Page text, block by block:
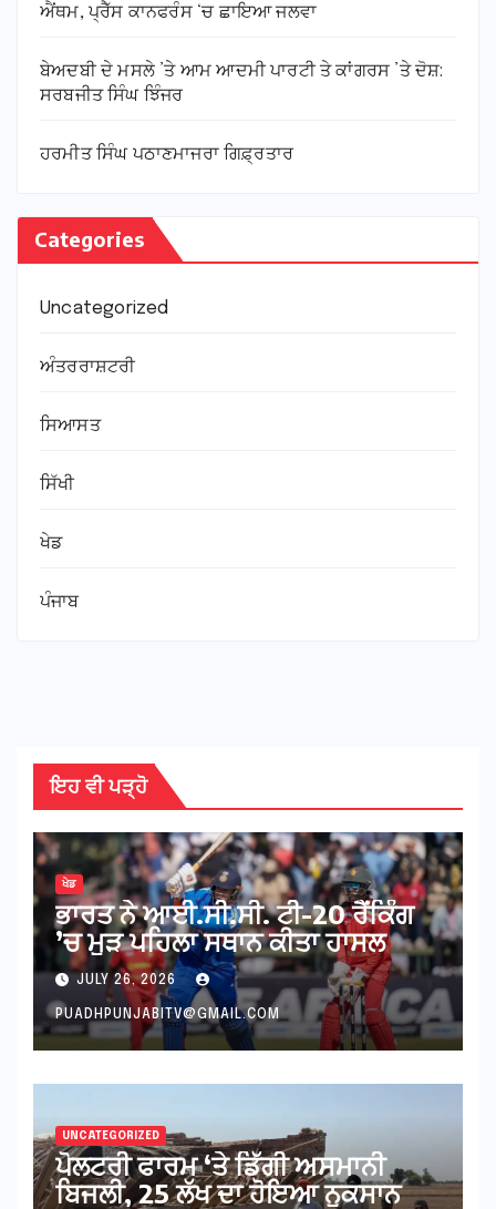
ਐਂਥਮ, ਪ੍ਰੈੱਸ ਕਾਨਫਰੰਸ ‘ਚ ਛਾਇਆ ਜਲਵਾ
ਬੇਅਦਬੀ ਦੇ ਮਸਲੇ ’ਤੇ ਆਮ ਆਦਮੀ ਪਾਰਟੀ ਤੇ ਕਾਂਗਰਸ ’ਤੇ ਦੋਸ਼:
ਸਰਬਜੀਤ ਸਿੰਘ ਝਿੰਜਰ
ਹਰਮੀਤ ਸਿੰਘ ਪਠਾਣਮਾਜਰਾ ਗਿਫ਼੍ਰਤਾਰ
Categories
Uncategorized
ਅੰਤਰਰਾਸ਼ਟਰੀ
ਸਿਆਸਤ
ਸਿੱਖੀ
ਖੇਡ
ਪੰਜਾਬ
ਇਹ ਵੀ ਪੜ੍ਹੋ
ਖੇਡ
ਭਾਰਤ ਨੇ ਆਈ.ਸੀ.ਸੀ. ਟੀ-20 ਰੈਂਕਿੰਗ
’ਚ ਮੁੜ ਪਹਿਲਾ ਸਥਾਨ ਕੀਤਾ ਹਾਸਲ
JULY 26, 2026
PUADHPUNJABITV@GMAIL.COM
UNCATEGORIZED
ਪੋਲਟਰੀ ਫਾਰਮ ‘ਤੇ ਡਿੱਗੀ ਅਸਮਾਨੀ
ਬਿਜਲੀ, 25 ਲੱਖ ਦਾ ਹੋਇਆ ਨੁਕਸਾਨ